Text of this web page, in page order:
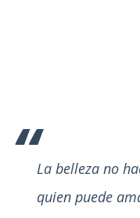
La belleza no
quien puede